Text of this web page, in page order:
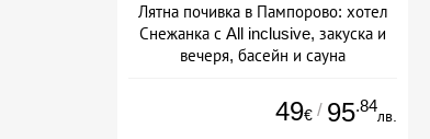
Лятна почивка в Пампорово: хотел
Снежанка с All inclusive, закуска и
вечеря, басейн и сауна
49€ / 95.84
лв.